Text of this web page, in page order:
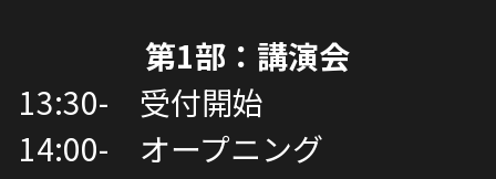
第1部：講演会
13:30-　受付開始
14:00-　オープニング